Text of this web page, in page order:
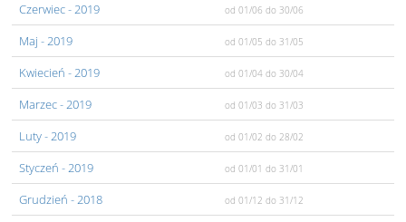
Czerwiec- 2019 od 01/06 do 30/06
Maj - 2019 od 01/05 do 31/05
Kwiecień - 2019 od 01/04 do 30/04
Marzec- 2019 od 01/03 do 31/03
Luty- 2019 od 01/02 do 28/02
Styczeń - 2019 od 01/01 do 31/01
Grudzień - 2018 od 01/12 do 31/12